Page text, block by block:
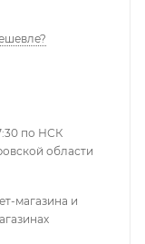
по НСК
области
магазина и